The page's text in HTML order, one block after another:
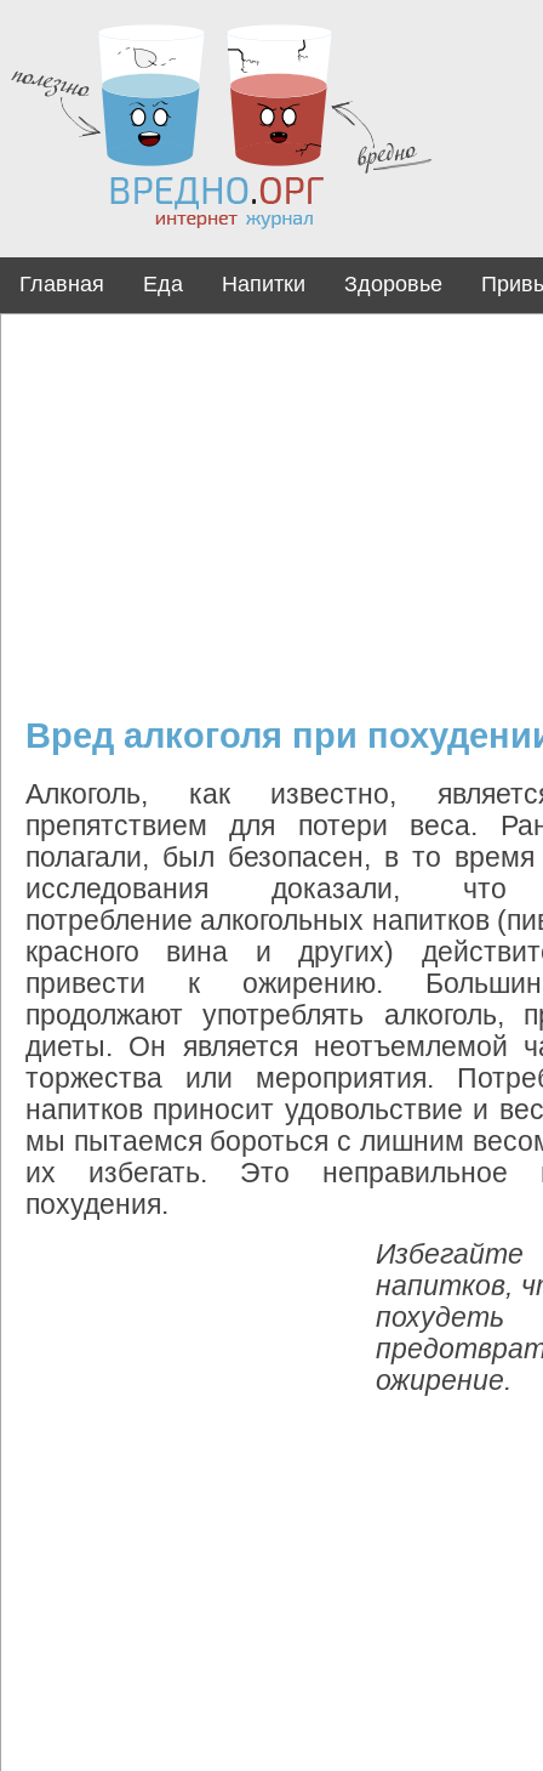
Главная Еда Напитки Здоровье
Вред алкоголя при
Алкоголь, как известно,
препятствием для потери веса.
полагали, был безопасен, в то время
исследования доказали, что
потребление алкогольных напитков
красного вина и других)
привести к ожирению.
продолжают употреблять алкоголь,
диеты. Он является неотъемлемой
торжества или мероприятия.
напитков приносит удовольствие и
мы пытаемся бороться с лишним
их избегать. Это неправильное
похудения.
Избегайте
напитков,
ожирение.